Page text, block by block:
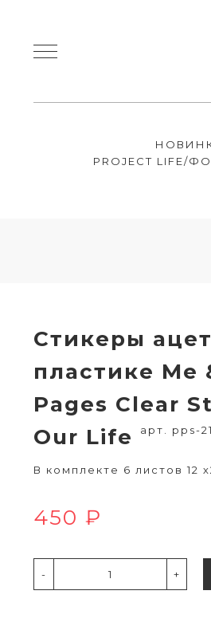
PROJECT LIFE/
Стикеры
пластике Me
Pages Clear
Our Life
арт. pps-21
В комплекте 6 листов 12
450 ₽
- +